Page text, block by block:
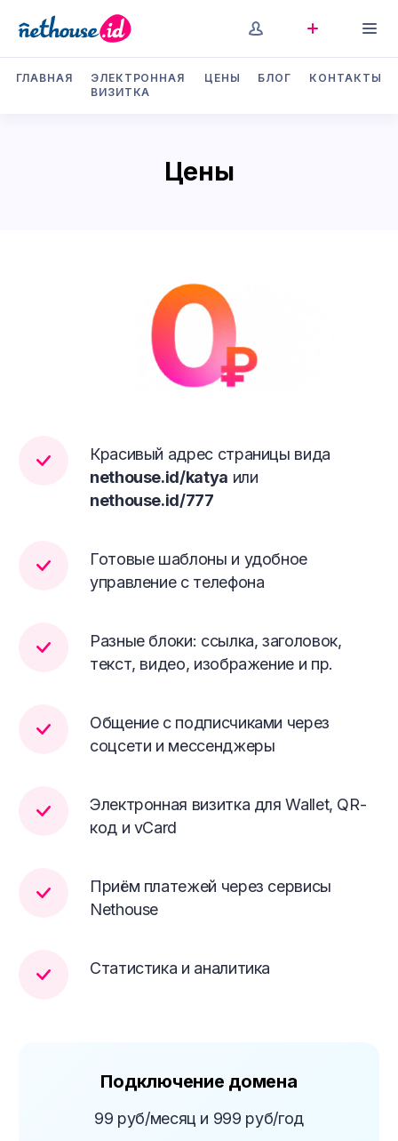
ГЛАВНАЯ
ЭЛЕКТРОННАЯ
ВИЗИТКА
ЦЕНЫ БЛОГ КОНТАКТЫ
Цены
Красивый адрес страницы вида
nethouse.id/katya или
nethouse.id/777
Готовые шаблоны и удобное
управление с телефона
Разные блоки: ссылка, заголовок,
текст, видео, изображение и пр.
Общение с подписчиками через
соцсети и мессенджеры
Электронная визитка для Wallet, QR-
код и vCard
Приём платежей через сервисы
Nethouse
Статистика и аналитика
Подключение домена
99 руб/месяц и 999 руб/год